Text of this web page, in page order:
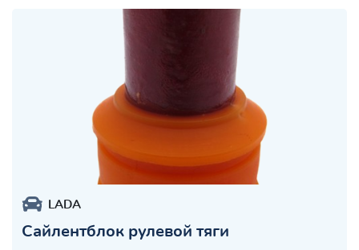
LADA
Сайлентблок рулевой тяги